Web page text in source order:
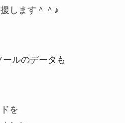
します＾＾♪
ルのデータも
を